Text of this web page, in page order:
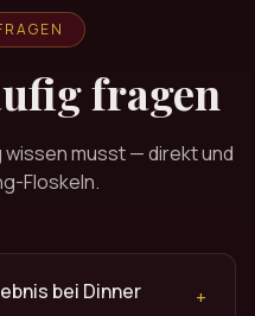
fragen
wissen musst — direkt und
Floskeln.
bei Dinner
+